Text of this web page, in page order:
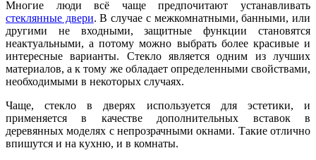
Многие люди всё чаще предпочитают устанавливать
стеклянные двери. В случае с межкомнатными, банными, или
другими не входными, защитные функции становятся
неактуальными, а потому можно выбрать более красивые и
интересные варианты. Стекло является одним из лучших
материалов, а к тому же обладает определенными свойствами,
необходимыми в некоторых случаях.
Чаще, стекло в дверях используется для эстетики, и
применяется в качестве дополнительных вставок в
деревянных моделях с непрозрачными окнами. Такие отлично
впишутся и на кухню, и в комнаты.